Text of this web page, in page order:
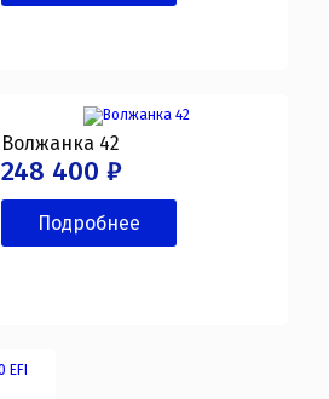
Волжанка 42
248 400 ₽
Подробнее